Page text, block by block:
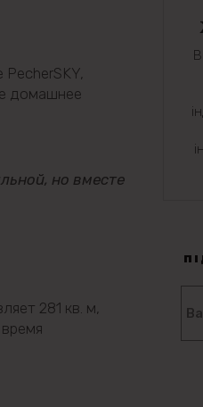
домашнее
но вместе
281 кв. м,